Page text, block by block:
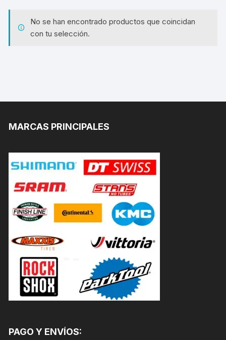
No se han encontrado productos que coincidan
con tu selección.
MARCAS PRINCIPALES
PAGO Y ENVÍOS: